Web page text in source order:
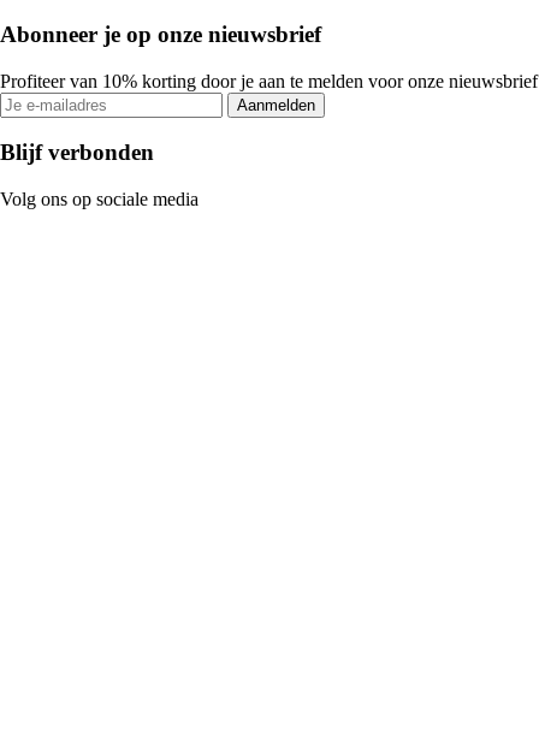
Abonneer je op onze nieuwsbrief
Profiteer van 10% korting door je aan te melden voor onze nieuwsbrief
Aanmelden
Blijf verbonden
Volg ons op sociale media